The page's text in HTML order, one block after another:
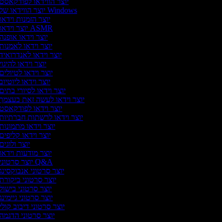
יוצר הווידאו של Windows
יוצר הזמנות
יוצר וידאו ASMR
יוצר וידאו
יוצר וידאו
יוצר וידאו
יוצר וידאו
יוצר וידאו
יוצר וידאו
יוצר וידאו לסיורי
יוצר וידאו לעשה זאת
יוצר וידאו
יוצר וידאו לרשתות
יוצר וידאו
יוצר וידאו
יוצר
יוצר מודעות
יוצר סרטוני Q&A
יוצר סרטוני
יוצר סרטוני
יוצר סרטוני
יוצר סרטוני
יוצר סרטוני דיבוב
יוצר סרטוני